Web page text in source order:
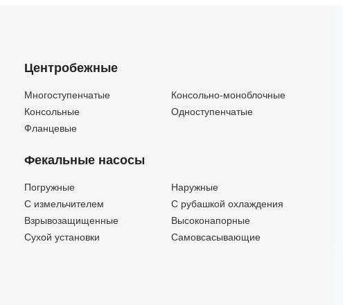
EVMS20 1F6 Q1BEG E (Артикул 3466110001)
EVMS20 1F6 Q1BVG V (Артикул 3466111001)
EVMS20 1LF5 HQ1BVG V/1,5M Арт.26751250010
Центробежные
Многоступенчатые
Консольно-моноблочные
Консольные
Одноступенчатые
Фланцевые
Фекальные насосы
Погружные
Наружные
C измельчителем
С рубашкой охлаждения
Взрывозащищенные
Высоконапорные
Сухой установки
Самовсасывающие